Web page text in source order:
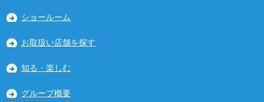
ショールーム
お取扱い店舗を探す
知る・楽しむ
グループ概要